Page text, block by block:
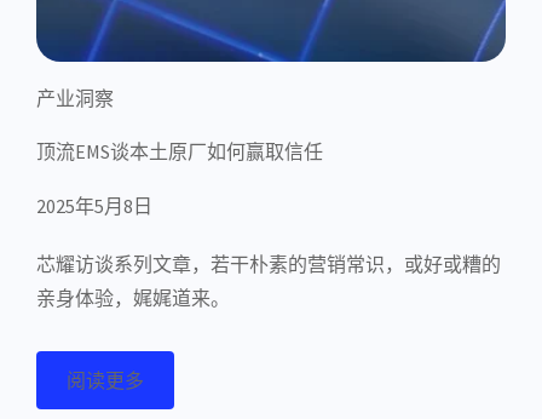
产业洞察
顶流EMS谈本土原厂如何赢取信任
2025年5月8日
芯耀访谈系列文章，若干朴素的营销常识，或好或糟的
亲身体验，娓娓道来。
阅读更多